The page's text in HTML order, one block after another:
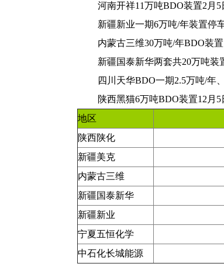
河南开祥11万吨BDO装置2月
新疆新业一期6万吨/年装置停
内蒙古三维30万吨/年BDO装
新疆国泰新华两套共20万吨装
四川天华BDO一期2.5万吨/年
陕西黑猫6万吨BDO装置12月5
地区
陕西陕化
新疆美克
内蒙古三维
新疆国泰新华
新疆新业
宁夏五恒化学
中石化长城能源